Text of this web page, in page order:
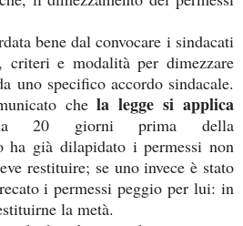
bene dal convocare i sindacati
criteri e modalità per dimezzare
uno specifico accordo sindacale.
chela legge si applica
20 giorni prima della
ha già dilapidato i permessi non
restituire; se uno invece è stato
i permessi peggio per lui: in
la metà.